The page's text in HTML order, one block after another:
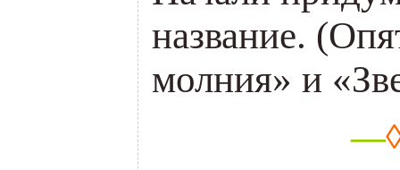
название.
молния» и
—